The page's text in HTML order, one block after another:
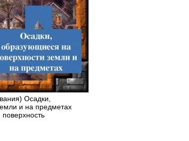
Осадки,
и на предметах